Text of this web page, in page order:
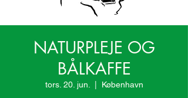
NATURPLEJE OG
BÅLKAFFE
tors. 20. jun. København